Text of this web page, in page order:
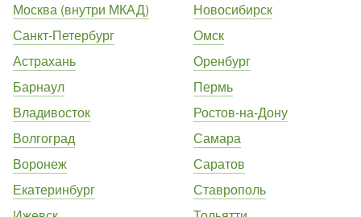
Москва (внутри МКАД)
Санкт-Петербург
Астрахань
Барнаул
Владивосток
Волгоград
Воронеж
Екатеринбург
Новосибирск
Омск
Оренбург
Пермь
Ростов-на-Дону
Самара
Саратов
Ставрополь